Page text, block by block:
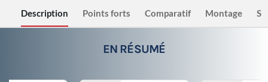
Description Points forts Comparatif Montage
EN RÉSUMÉ